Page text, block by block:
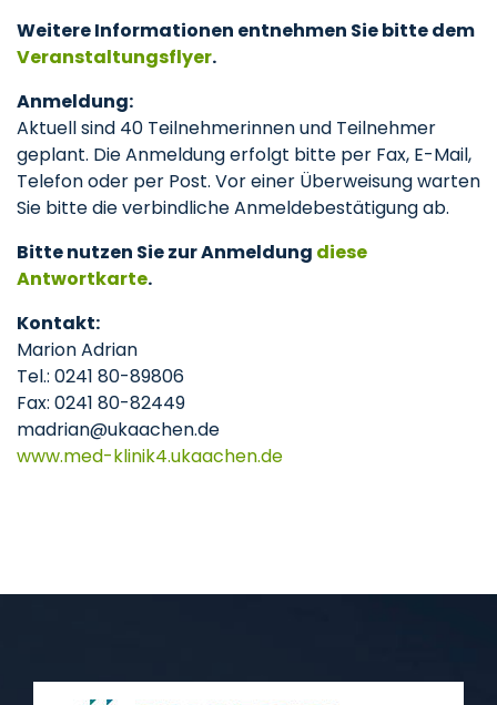
Weitere Informationen entnehmen Sie bitte dem
Veranstaltungsflyer.
Anmeldung:
Aktuell sind 40 Teilnehmerinnen und Teilnehmer
geplant. Die Anmeldung erfolgt bitte per Fax, E-Mail,
Telefon oder per Post. Vor einer Überweisung warten
Sie bitte die verbindliche Anmeldebestätigung ab.
Bitte nutzen Sie zur Anmeldung diese
Antwortkarte.
Kontakt:
Marion Adrian
Tel.: 0241 80-89806
Fax: 0241 80-82449
madrian@ukaachen.de
www.med-klinik4.ukaachen.de